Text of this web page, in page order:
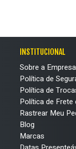
combinam com
calçados da
lendário Stan
de modelos e
Encontre
ficar perfeitos
máximo de
INSTITUCIONAL
Sobre a Empresa
Política de
Política de
Política de Frete
Rastrear Meu
Blog
Marcas